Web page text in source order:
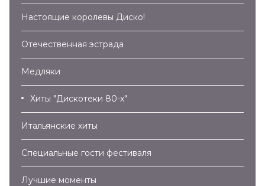
Настоящие королевы Диско!
Отечественная эстрада
Медляки
Хиты "Дискотеки 80-х"
Итальянские хиты
Специальные гости фестиваля
Лучшие моменты